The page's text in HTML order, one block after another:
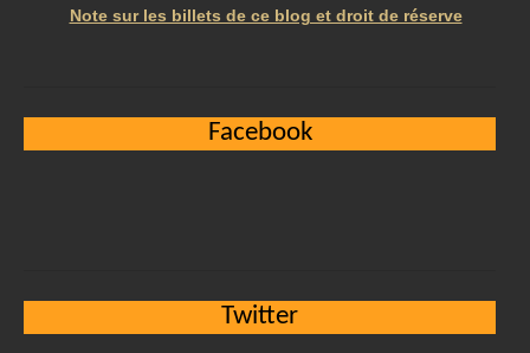
Note sur les billets de ce blog et droit de réserve
Facebook
Twitter